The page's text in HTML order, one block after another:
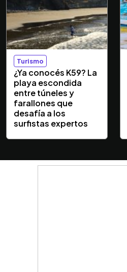
Turismo
¿Ya conocés K59? La
playa escondida
entre túneles y
farallones que
desafía a los
surfistas expertos